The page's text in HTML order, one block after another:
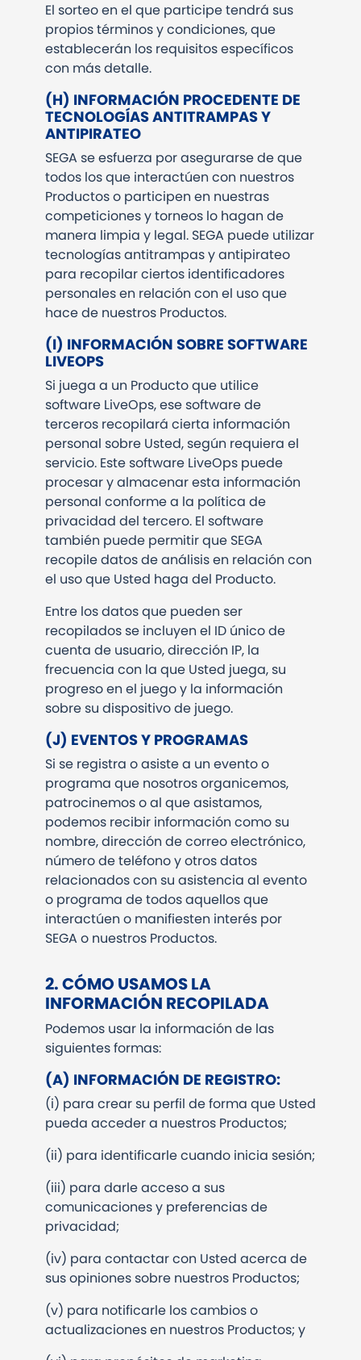
El sorteo en el que participe tendrá sus
propios términos y condiciones, que
establecerán los requisitos específicos
con más detalle.
(H) INFORMACIÓN PROCEDENTE DE
TECNOLOGÍAS ANTITRAMPAS Y
ANTIPIRATEO
SEGA se esfuerza por asegurarse de que
todos los que interactúen con nuestros
Productos o participen en nuestras
competiciones y torneos lo hagan de
manera limpia y legal. SEGA puede utilizar
tecnologías antitrampas y antipirateo
para recopilar ciertos identificadores
personales en relación con el uso que
hace de nuestros Productos.
(I) INFORMACIÓN SOBRE SOFTWARE
LIVEOPS
Si juega a un Producto que utilice
software LiveOps, ese software de
terceros recopilará cierta información
personal sobre Usted, según requiera el
servicio. Este software LiveOps puede
procesar y almacenar esta información
personal conforme a la política de
privacidad del tercero. El software
también puede permitir que SEGA
recopile datos de análisis en relación con
el uso que Usted haga del Producto.
Entre los datos que pueden ser
recopilados se incluyen el ID único de
cuenta de usuario, dirección IP, la
frecuencia con la que Usted juega, su
progreso en el juego y la información
sobre su dispositivo de juego.
(J) EVENTOS Y PROGRAMAS
Si se registra o asiste a un evento o
programa que nosotros organicemos,
patrocinemos o al que asistamos,
podemos recibir información como su
nombre, dirección de correo electrónico,
número de teléfono y otros datos
relacionados con su asistencia al evento
o programa de todos aquellos que
interactúen o manifiesten interés por
SEGA o nuestros Productos.
2. CÓMO USAMOS LA
INFORMACIÓN RECOPILADA
Podemos usar la información de las
siguientes formas:
(A) INFORMACIÓN DE REGISTRO:
(i) para crear su perfil de forma que Usted
pueda acceder a nuestros Productos;
(ii) para identificarle cuando inicia sesión;
(iii) para darle acceso a sus
comunicaciones y preferencias de
privacidad;
(iv) para contactar con Usted acerca de
sus opiniones sobre nuestros Productos;
(v) para notificarle los cambios o
actualizaciones en nuestros Productos; y